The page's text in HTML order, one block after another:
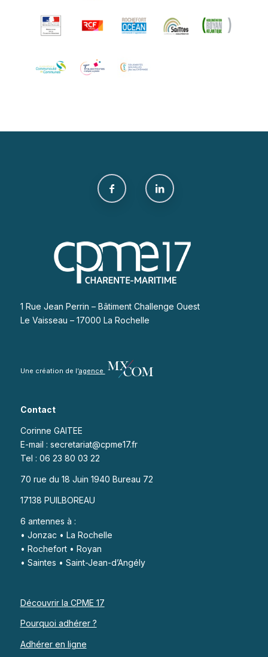
1 Rue Jean Perrin – Bâtiment Challenge Ouest
Le Vaisseau – 17000 La Rochelle
Une création de l’agence
Contact
Corinne GAITEE
E-mail : secretariat@cpme17.fr
Tel : 06 23 80 03 22
70 rue du 18 Juin 1940 Bureau 72
17138 PUILBOREAU
6 antennes à :
• Jonzac • La Rochelle
• Rochefort • Royan
• Saintes • Saint-Jean-d’Angély
Découvrir la CPME 17
Pourquoi adhérer ?
Adhérer en ligne